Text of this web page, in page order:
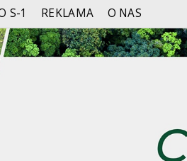
S-1 REKLAMA O NAS